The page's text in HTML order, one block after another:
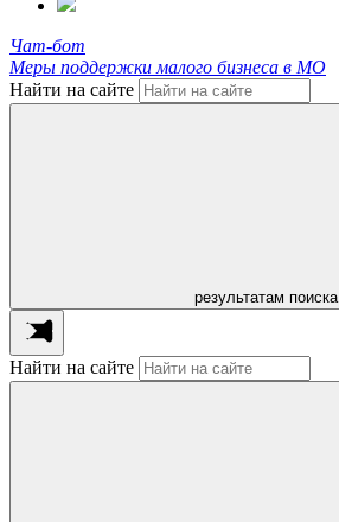
Чат-бот
Меры поддержки малого бизнеса в МО
Найти на сайте
результатам поиска
Найти на сайте